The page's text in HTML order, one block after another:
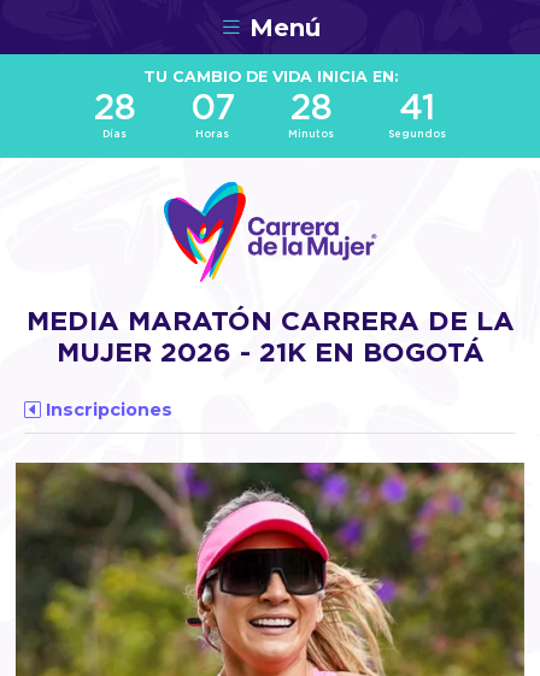
Menú
TU CAMBIO DE VIDA INICIA EN:
28
Días
07
Horas
28
Minutos
41
Segundos
MEDIA MARATÓN CARRERA DE LA
MUJER 2026 - 21K EN BOGOTÁ
Inscripciones